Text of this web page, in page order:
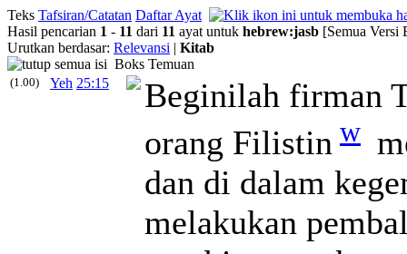
Teks Tafsiran/Catatan Daftar Ayat
Hasil pencarian 1 - 11 dari 11 ayat untuk hebrew:jasb [Semua Versi
Urutkan berdasar: Relevansi | Kitab
Boks Temuan
(1.00) Yeh 25:15
Beginilah firman
orang Filistin w
dan di dalam
melakukan